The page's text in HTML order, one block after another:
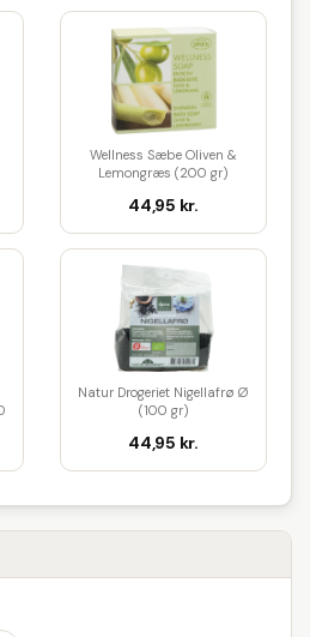
Wellness Sæbe Oliven &
Lemongræs (200 gr)
44,95 kr.
Natur Drogeriet Nigellafrø Ø
(100 gr)
44,95 kr.